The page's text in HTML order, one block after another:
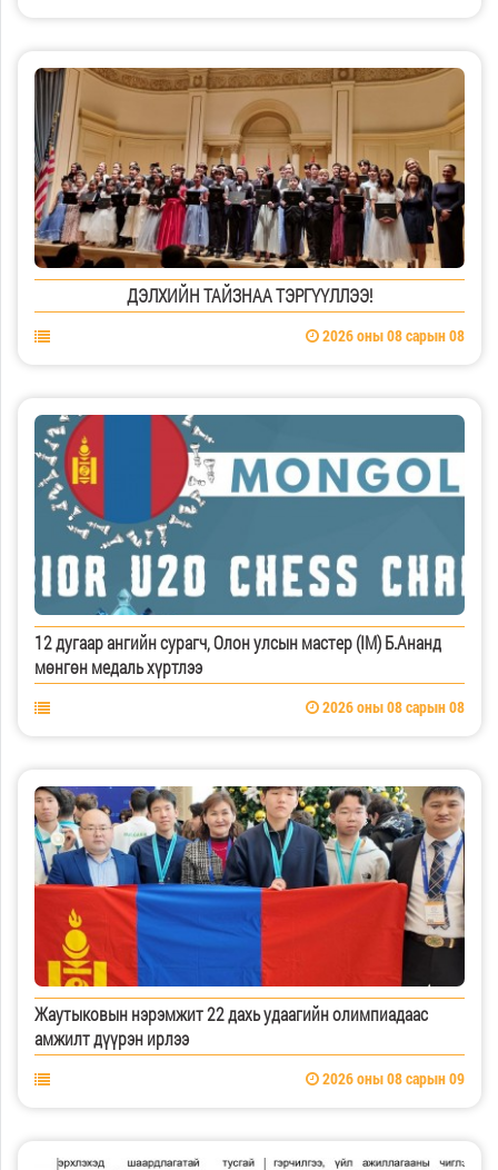
ДЭЛХИЙН ТАЙЗНАА ТЭРГҮҮЛЛЭЭ!
2026 оны 08 сарын 08
12 дугаар ангийн сурагч, Олон улсын мастер (IM) Б.Ананд
мөнгөн медаль хүртлээ
2026 оны 08 сарын 08
Жаутыковын нэрэмжит 22 дахь удаагийн олимпиадаас
амжилт дүүрэн ирлээ
2026 оны 08 сарын 09